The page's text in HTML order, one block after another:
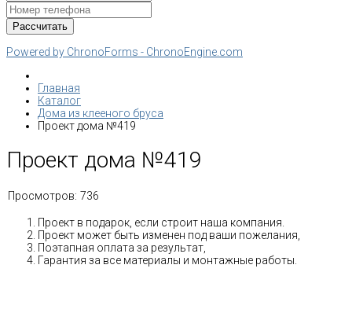
Powered by ChronoForms - ChronoEngine.com
Главная
Каталог
Дома из клееного бруса
Проект дома №419
Проект дома №419
Просмотров: 736
Проект в подарок, если строит наша компания.
Проект может быть изменен под ваши пожелания,
Поэтапная оплата за результат,
Гарантия за все материалы и монтажные работы.